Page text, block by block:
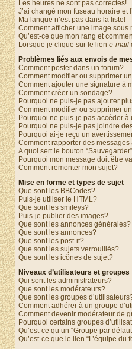
Les heures ne sont pas correctes!
J’ai changé mon fuseau horaire et
Ma langue n’est pas dans la liste!
Comment afficher une image sous
Qu’est-ce que mon rang et
Lorsque je clique sur le lien e-mail
Problèmes liés aux envois de
Comment poster dans un forum?
Comment modifier ou supprimer
Comment ajouter une signature à
Comment créer un sondage?
Pourquoi ne puis-je pas ajouter
Comment modifier ou supprimer
Pourquoi ne puis-je pas accéder à
Pourquoi ne puis-je pas joindre
Pourquoi ai-je reçu un
Comment rapporter des
A quoi sert le bouton
Pourquoi mon message doit être
Comment remonter mon sujet?
Mise en forme et types de sujet
Que sont les BBCodes?
Puis-je utiliser le HTML?
Que sont les smileys?
Puis-je publier des images?
Que sont les annonces générales?
Que sont les annonces?
Que sont les post-it?
Que sont les sujets verrouillés?
Que sont les icônes de sujet?
Niveaux d’utilisateurs et groupes
Qui sont les administrateurs?
Que sont les modérateurs?
Que sont les groupes
Comment adhérer à un groupe
Comment devenir modérateur de
Pourquoi certains groupes
Qu’est-ce qu’un “Groupe par
Qu’est-ce que le lien “L’équipe du